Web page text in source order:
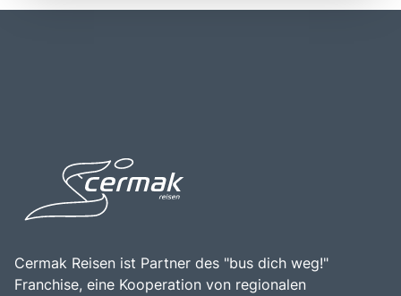
Die Kombination aus atemberaubender Natur, reicher
Geschichte und kulinarischen Genüssen macht Cinque
Terre zu einem unvergesslichen Ziel für Reisende.
Cinque Terre ist sowohl mit dem Auto als auch mit dem
bereichernden Erlebnis für alle, die die Faszination dieser
einzigartigen Region entdecken möchten.
Cermak Reisen ist Partner des "bus dich weg!"
Franchise, eine Kooperation von regionalen